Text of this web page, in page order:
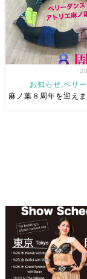
ーダンスを始めたレ
今回のドラムソロト
で […]
りがとう！ 来年は9
す！ 2024/3/20水
お知らせ,ベリ
麻ノ葉８周年を迎えま